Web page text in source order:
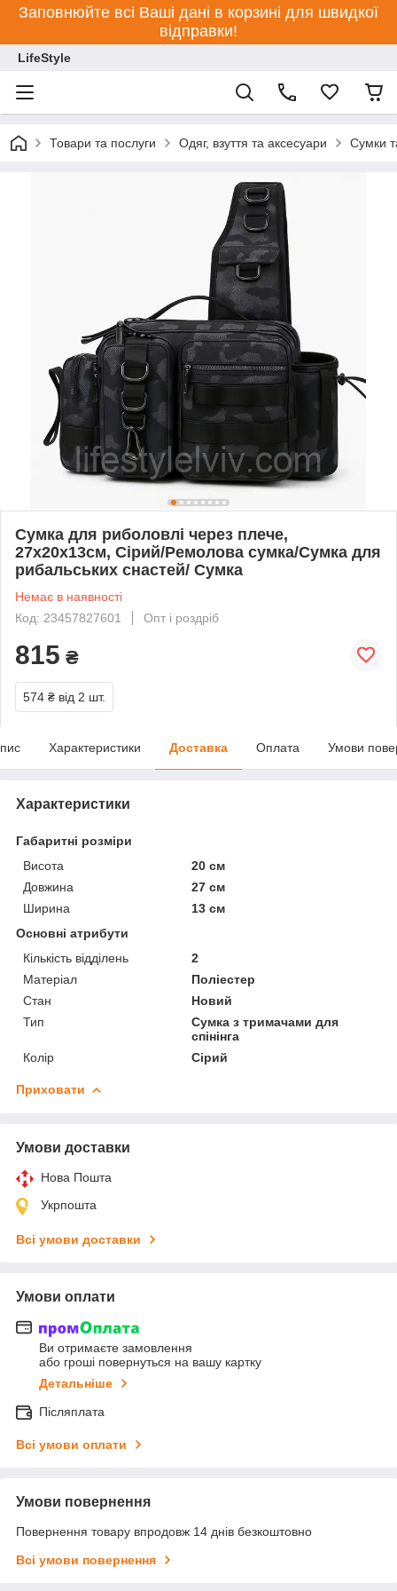
Заповнюйте всі Ваші дані в корзині для швидкої
відправки!
LifeStyle
Товари та послуги Одяг, взуття та аксесуари Сумки
Сумка для риболовлі через плече,
27х20х13см, Сірий/Ремолова сумка/Сумка для
рибальських снастей/ Сумка
Немає в наявності
Код: 23457827601
Опт і роздріб
815 ₴
574 ₴ від 2 шт.
Характеристики Доставка Оплата Умови
Характеристики
Габаритні розміри
Висота
20 см
Довжина
27 см
Ширина
13 см
Основні атрибути
Кількість відділень
2
Матеріал
Поліестер
Стан
Новий
Тип
Сумка з тримачами для
спінінга
Колір
Сірий
Приховати
Умови доставки
Нова Пошта
Укрпошта
Всі умови доставки
Умови оплати
Ви отримаєте замовлення
або гроші повернуться на вашу картку
Детальніше
Післяплата
Всі умови оплати
Умови повернення
Повернення товару впродовж 14 днів безкоштовно
Всі умови повернення